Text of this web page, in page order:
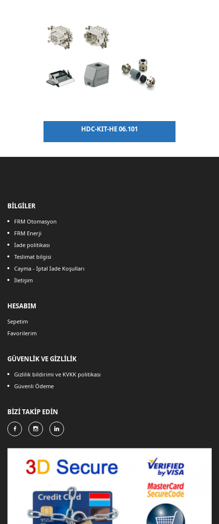
HDC-KIT-HE 06.101
BİLGİLER
FRM Otomasyon
FRM Enerji
İade politikası
Teslimat bilgisi
Cayma - İptal İade Koşulları
İletişim
HESABIM
Sepetim
Favorilerim
GÜVENLİK VE GİZLİLİK
Gizlilik bildirimi ve KVKK politikası
Güvenli Ödeme
BİZİ TAKİP EDİN